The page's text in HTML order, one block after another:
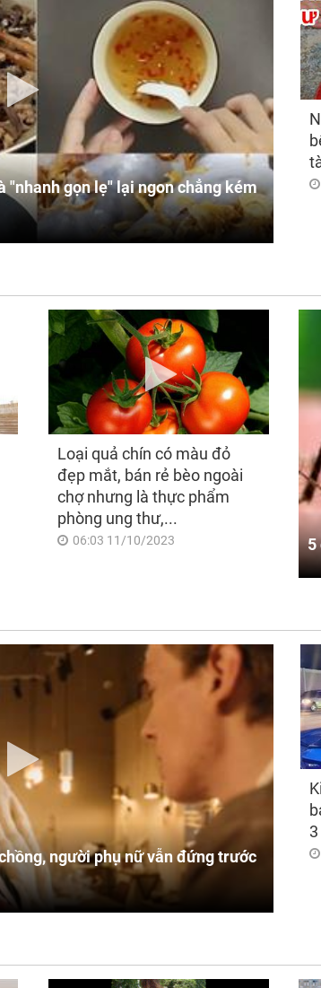
"nhanh gọn lẹ" lại ngon chẳng kém
Loại quả chín có màu đỏ
đẹp mắt, bán rẻ bèo ngoài
chợ nhưng là thực phẩm
phòng ung thư,...
06:03 11/10/2023 5
người phụ nữ vẫn đứng trước